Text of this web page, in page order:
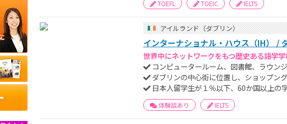
TOEFL TOEIC IELTS
アイルランド（ダブリン）
インターナショナル・ハウス（IH） /
世界中にネットワークをもつ歴史ある語学
コンピュータールーム、図書館、ラウン
ダブリンの中心街に位置し、ショップン
日本人留学生が１％以下、60か国以上の
体験談あり IELTS